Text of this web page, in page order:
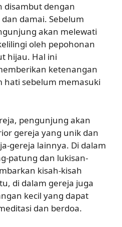
disambut dengan
damai. Sebelum
akan melewati
oleh pepohonan
hijau. Hal ini
ketenangan
hati sebelum memasuki
pengunjung akan
gereja yang unik dan
gereja lainnya. Di dalam
patung dan lukisan-
kisah-kisah
di dalam gereja juga
kecil yang dapat
dan berdoa.